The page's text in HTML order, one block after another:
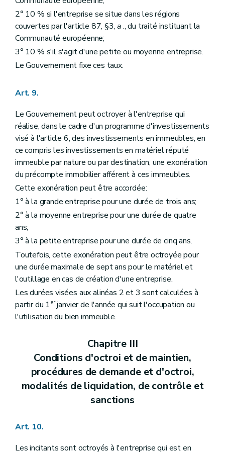
2° 10 % si l'entreprise se situe dans les régions
couvertes par l'article 87, §3,a., du traité instituant la
Communauté européenne;
3° 10 % s'il s'agit d'une petite ou moyenne entreprise.
Le Gouvernement fixe ces taux.
Art. 9.
Le Gouvernement peut octroyer à l'entreprise qui
réalise, dans le cadre d'un programme d'investissements
visé à l'article 6, des investissements en immeubles, en
ce compris les investissements en matériel réputé
immeuble par nature ou par destination, une exonération
du précompte immobilier afférent à ces immeubles.
Cette exonération peut être accordée:
1° à la grande entreprise pour une durée de trois ans;
2° à la moyenne entreprise pour une durée de quatre
ans;
3° à la petite entreprise pour une durée de cinq ans.
Toutefois, cette exonération peut être octroyée pour
une durée maximale de sept ans pour le matériel et
l'outillage en cas de création d'une entreprise.
Les durées visées aux alinéas 2 et 3 sont calculées à
partir du 1erjanvier de l'année qui suit l'occupation ou
l'utilisation du bien immeuble.
Chapitre III
Conditions d'octroi et de maintien,
procédures de demande et d'octroi,
modalités de liquidation, de contrôle et
sanctions
Art. 10.
Les incitants sont octroyés à l'entreprise qui est en